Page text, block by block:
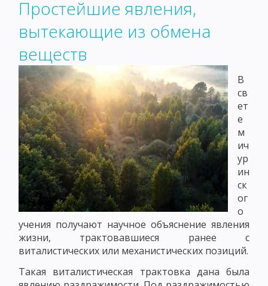
Простейшие явления,
вытекающие из обмена
веществ
В
св
ет
е
м
ич
ур
ин
ск
ог
о
учения получают научное объяснение явления
жизни, трактовавшиеся ранее с
виталистических или механистических позиций.
Такая виталистическая трактовка дана была